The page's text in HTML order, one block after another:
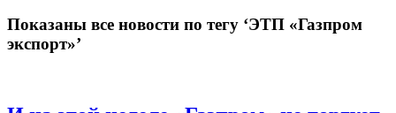
Показаны все новости по тегу ‘ЭТП «Газпром
экспорт»’